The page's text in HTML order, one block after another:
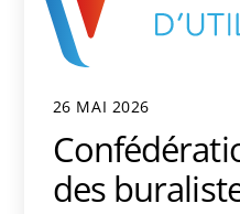
26 MAI 2026
des